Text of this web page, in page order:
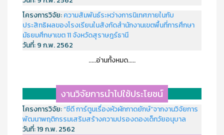
โครงการวิจัย:ความสัมพันธ์ระหว่างการนิเทศภายในกับ
ประสิทธิผลของโรงเรียนในสังกัดสำนักงานเขตพื้นที่การศึกษา
มัธยมศึกษาเขต 11 จังหวัดสุราษฎร์ธานี
วันที่:9 ก.พ. 2562
.....อ่านทั้งหมด.....
งานวิจัยการนำไปใช้ประโยชน์
โครงการวิจัย:“ซีดี การ์ตูนเรื่องหัวผักกาดยักษ์”จากงานวิจัยการ
พัฒนาพฤติกรรมเสริมสร้างความปรองดองเด็กวัยอนุบาล
วันที่:19 ก.พ. 2562